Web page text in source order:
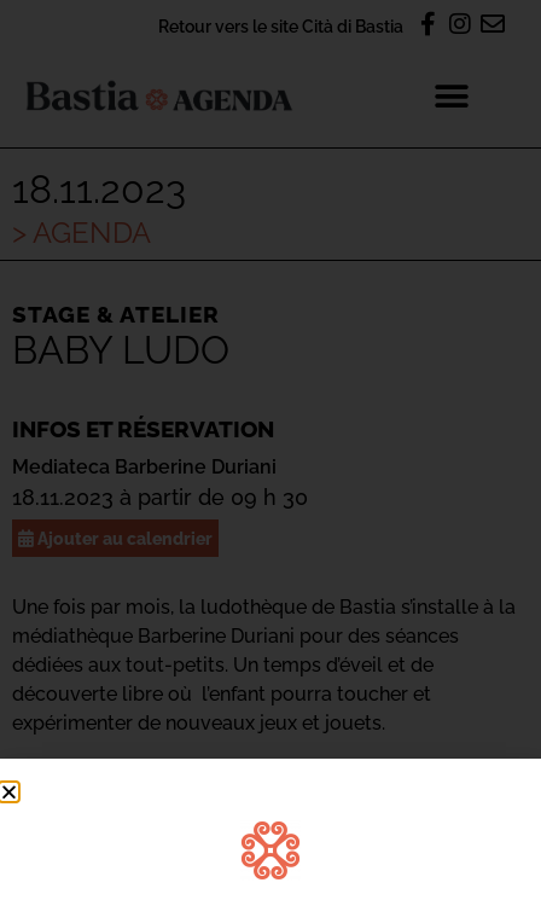
Retour vers le site Cità di Bastia
18.11.2023
> AGENDA
STAGE & ATELIER
BABY LUDO
INFOS ET RÉSERVATION
Mediateca Barberine Duriani
18.11.2023 à partir de 09 h 30
Ajouter au calendrier
Une fois par mois, la ludothèque de Bastia s’installe à la
médiathèque Barberine Duriani pour des séances
dédiées aux tout-petits. Un temps d’éveil et de
découverte libre où l’enfant pourra toucher et
expérimenter de nouveaux jeux et jouets.